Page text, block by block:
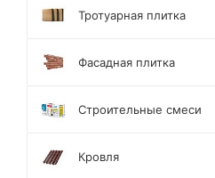
Тротуарная плитка
Фасадная плитка
Строительные смеси
Кровля